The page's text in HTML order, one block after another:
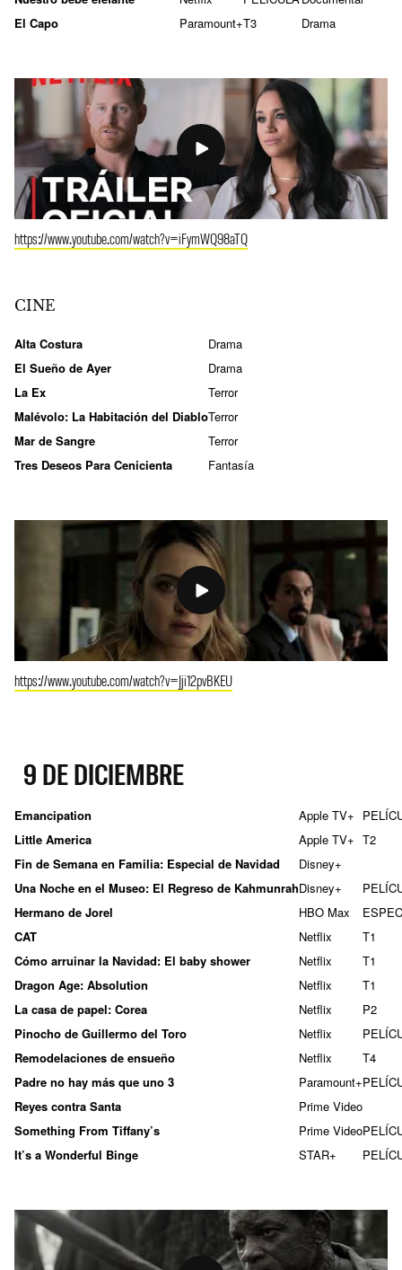
El Capo
Paramount+T3 Drama
https://www.youtube.com/watch?v=iFymWQ98aTQ
CINE
Alta Costura
Drama
El Sueño de Ayer
Drama
La Ex
Terror
Malévolo: La Habitación del DiabloTerror
Mar de Sangre
Terror
Tres Deseos Para Cenicienta
Fantasía
https://www.youtube.com/watch?v=Jji12pvBKEU
9 DE DICIEMBRE
Emancipation Apple TV+
Little America
Apple TV+ T2
Fin de Semana en Familia: Especial de Navidad
Disney+
Una Noche en el Museo: El Regreso de KahmunrahDisney+
Hermano de Jorel
HBO Max
CAT
Netflix
T1
Cómo arruinar la Navidad: El baby shower
Netflix
T1
Dragon Age: Absolution
Netflix
T1
La casa de papel: Corea
Netflix
P2
Pinocho de Guillermo del Toro
Netflix
Remodelaciones de ensueño
Netflix
T4
Padre no hay más que uno 3
Paramount+
Reyes contra Santa
Prime Video
Something From Tiffany’s
Prime Video
It’s a Wonderful Binge
STAR+